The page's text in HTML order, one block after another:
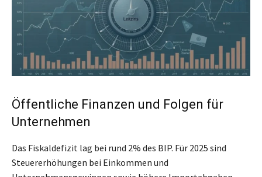
Öffentliche Finanzen und Folgen für
Unternehmen
Das Fiskaldefizit lag bei rund 2% des BIP. Für 2025 sind
Steuererhöhungen bei Einkommen und